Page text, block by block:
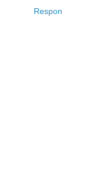
Respon